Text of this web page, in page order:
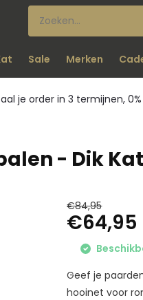
Sale Merken
je order in 3 termijnen,
- Dik
€84,95
€64,95
Geef je
hooinet voor